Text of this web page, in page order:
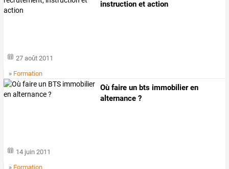
instruction et action
27 août 2011
» Formation
Où faire un bts immobilier en
alternance ?
14 juin 2011
» Formation